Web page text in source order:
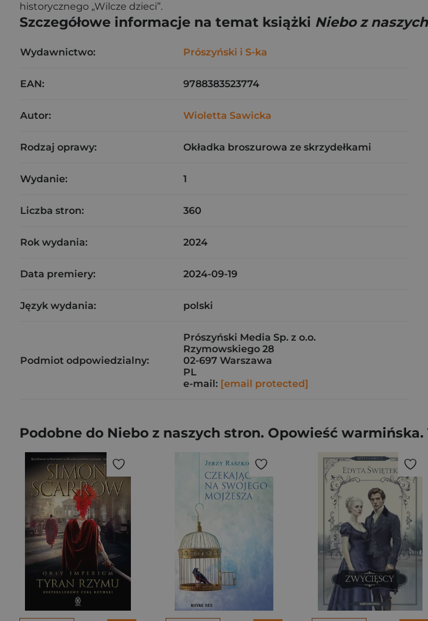
historycznego „Wilcze dzieci”.
Szczegółowe informacje na temat książki Niebo z
Wydawnictwo: Prószyński i S-ka
EAN: 9788383523774
Autor: Wioletta Sawicka
Rodzaj oprawy: Okładka broszurowa ze skrzydełkami
Wydanie: 1
Liczba stron: 360
Rok wydania: 2024
Data premiery: 2024-09-19
Język wydania: polski
Podmiot odpowiedzialny:
Prószyński Media Sp. z o.o.
Rzymowskiego 28
02-697 Warszawa
PL
e-mail: [email protected]
Podobne do Niebo z naszych stron. Opowieść warmińska.